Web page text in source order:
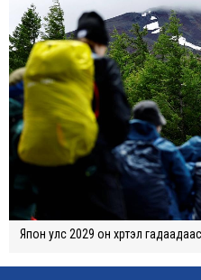
Япон улс 2029 он хүртэл